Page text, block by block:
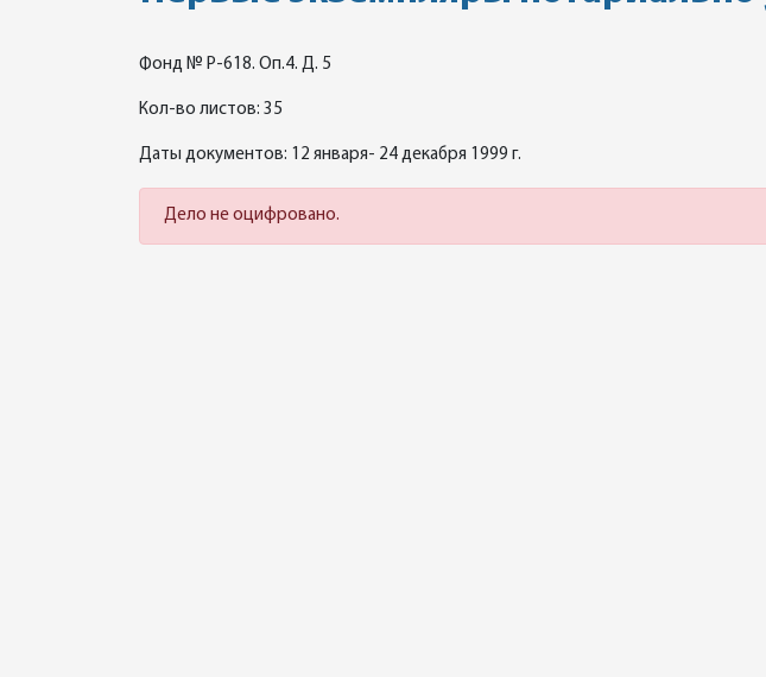
Фонд № Р-618. Оп.4. Д. 5
Кол-во листов: 35
Даты документов: 12 января- 24 декабря 1999 г.
Дело не оцифровано.